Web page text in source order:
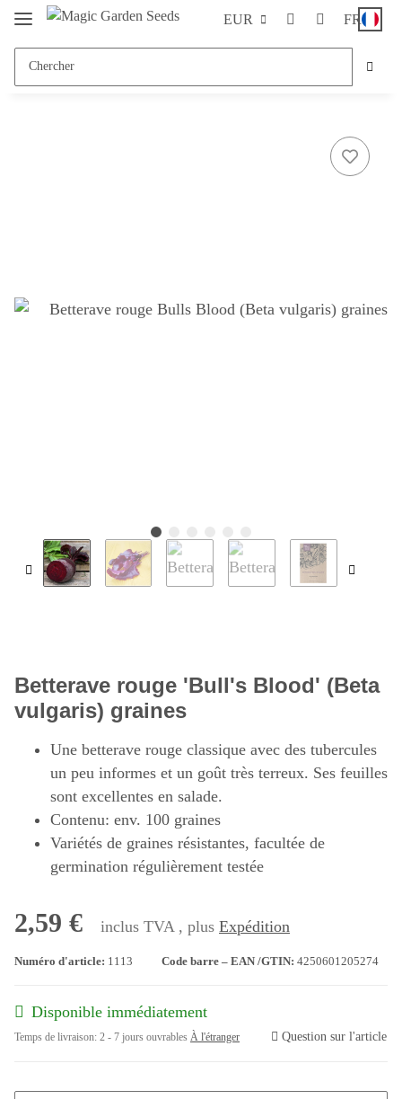
EUR FR
Betterave rouge 'Bull's Blood' (Beta
vulgaris) graines
Une betterave rouge classique avec des tubercules
un peu informes et un goût très terreux. Ses feuilles
sont excellentes en salade.
Contenu: env. 100 graines
Variétés de graines résistantes, facultée de
germination régulièrement testée
2,59 € inclus TVA , plus Expédition
Numéro d'article: 1113 Code barre – EAN /GTIN: 4250601205274
Disponible immédiatement
Temps de livraison: 2 - 7 jours ouvrables À l'étranger Question sur l'article